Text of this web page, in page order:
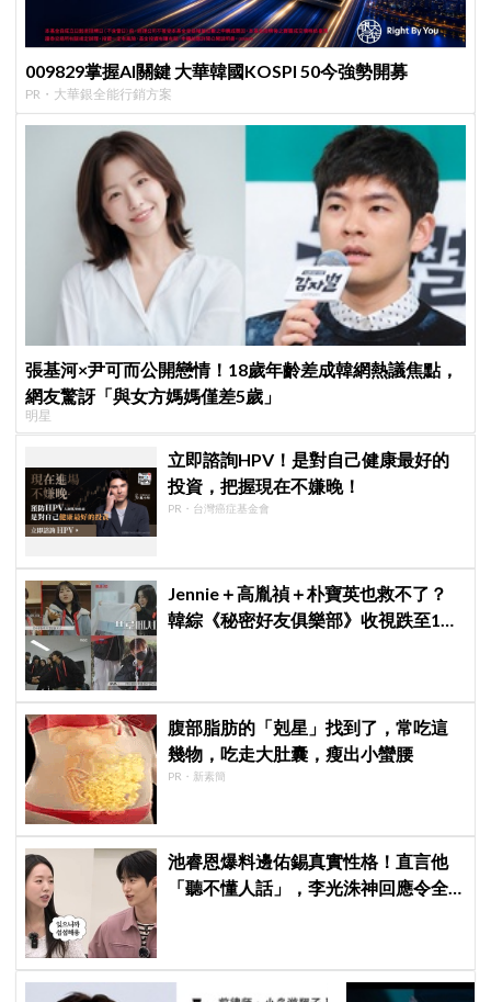
009829掌握AI關鍵 大華韓國KOSPI 50今強勢開募
PR・大華銀全能行銷方案
張基河×尹可而公開戀情！18歲年齡差成韓網熱議焦點，
網友驚訝「與女方媽媽僅差5歲」
明星
立即諮詢HPV！是對自己健康最好的
投資，把握現在不嫌晚！
PR・台灣癌症基金會
Jennie＋高胤禎＋朴寶英也救不了？
韓綜《秘密好友俱樂部》收視跌至1%
腹部脂肪的「剋星」找到了，常吃這
幾物，吃走大肚囊，瘦出小蠻腰
PR・新素簡
池睿恩爆料邊佑錫真實性格！直言他
「聽不懂人話」，李光洙神回應令全